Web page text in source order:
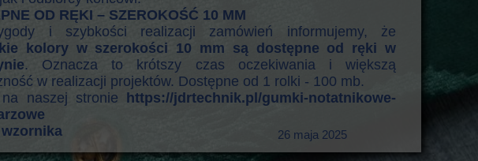
OD RĘKI – SZEROKOŚĆ 10 MM
i szybkości realizacji zamówień informujemy, że
kolory w szerokości 10 mm są dostępne od ręki w
. Oznacza to krótszy czas oczekiwania i większą
w realizacji projektów. Dostępne od 1 rolki - 100 mb.
naszej stronie
https://jdrtechnik.pl/gumki-notatnikowe-
wzornika
26 maja 2025